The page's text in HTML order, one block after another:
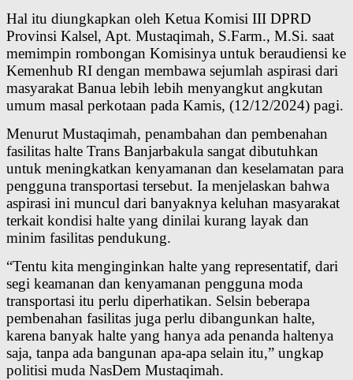
Hal itu diungkapkan oleh Ketua Komisi III DPRD
Provinsi Kalsel, Apt. Mustaqimah, S.Farm., M.Si. saat
memimpin rombongan Komisinya untuk beraudiensi ke
Kemenhub RI dengan membawa sejumlah aspirasi dari
masyarakat Banua lebih lebih menyangkut angkutan
umum masal perkotaan pada Kamis, (12/12/2024) pagi.
Menurut Mustaqimah, penambahan dan pembenahan
fasilitas halte Trans Banjarbakula sangat dibutuhkan
untuk meningkatkan kenyamanan dan keselamatan para
pengguna transportasi tersebut. Ia menjelaskan bahwa
aspirasi ini muncul dari banyaknya keluhan masyarakat
terkait kondisi halte yang dinilai kurang layak dan
minim fasilitas pendukung.
“Tentu kita menginginkan halte yang representatif, dari
segi keamanan dan kenyamanan pengguna moda
transportasi itu perlu diperhatikan. Selsin beberapa
pembenahan fasilitas juga perlu dibangunkan halte,
karena banyak halte yang hanya ada penanda haltenya
saja, tanpa ada bangunan apa-apa selain itu,” ungkap
politisi muda NasDem Mustaqimah.